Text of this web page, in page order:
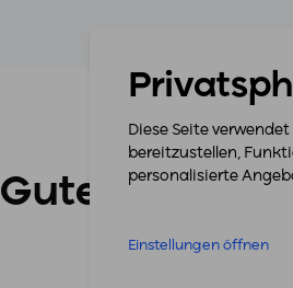
Gute Gründe
Diese Seite
bereitzustellen,
personalisierte
Einstellungen öffnen